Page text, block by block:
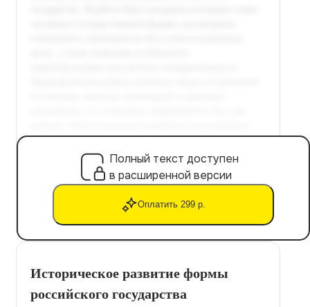
Полный текст доступен
в расширенной версии
Оплатить 299 р.
Историческое развитие формы
российского государства